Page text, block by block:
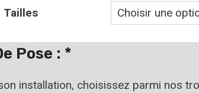
11,17 €
19,99 €
Tailles
Pose : *
installation, choisissez parmi nos